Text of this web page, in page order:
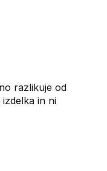
razlikuje od
in ni